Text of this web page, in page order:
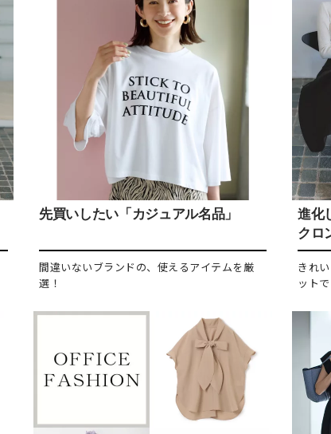
先買いしたい「カジュアル名品」
間違いないブランドの、使えるアイテムを厳
選！
進化
クロ
きれ
ット